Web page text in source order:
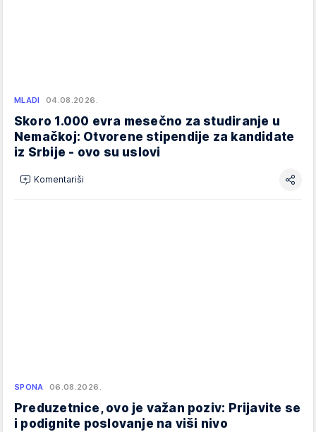
MLADI 04.08.2026.
Skoro 1.000 evra mesečno za studiranje u
Nemačkoj: Otvorene stipendije za kandidate
iz Srbije - ovo su uslovi
Komentariši
SPONA 06.08.2026.
Preduzetnice, ovo je važan poziv: Prijavite se
i podignite poslovanje na viši nivo